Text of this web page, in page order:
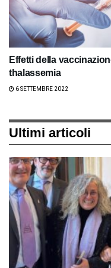
Effetti della
thalassemia
6 SETTEMBRE 2022
Ultimi articoli